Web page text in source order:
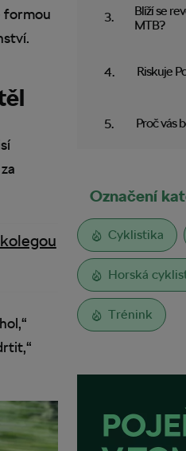
formou
Blíží se
MTB?
Riskuje
Proč vás
Označení
Cyklistika
Horská
Trénink